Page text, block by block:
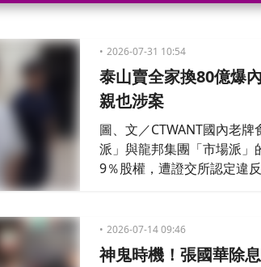
2026-07-31 10:54
泰山賣全家換80億爆
親也涉案
圖、文／CTWANT國內老
派」與龍邦集團「市場派」
9％股權，遭證交所認定違
官複訊，泰山另一名前董
2026-07-14 09:46
神鬼時機！張國華除